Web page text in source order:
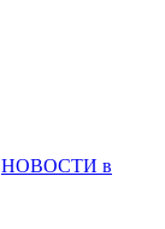
НОВОСТИ в